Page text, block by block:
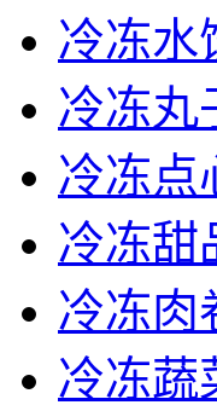
冷冻水
冷冻丸
冷冻点
冷冻甜
冷冻肉
冷冻蔬